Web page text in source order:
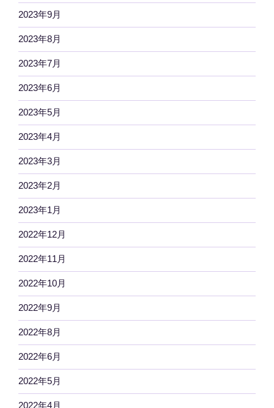
2023年9月
2023年8月
2023年7月
2023年6月
2023年5月
2023年4月
2023年3月
2023年2月
2023年1月
2022年12月
2022年11月
2022年10月
2022年9月
2022年8月
2022年6月
2022年5月
2022年4月